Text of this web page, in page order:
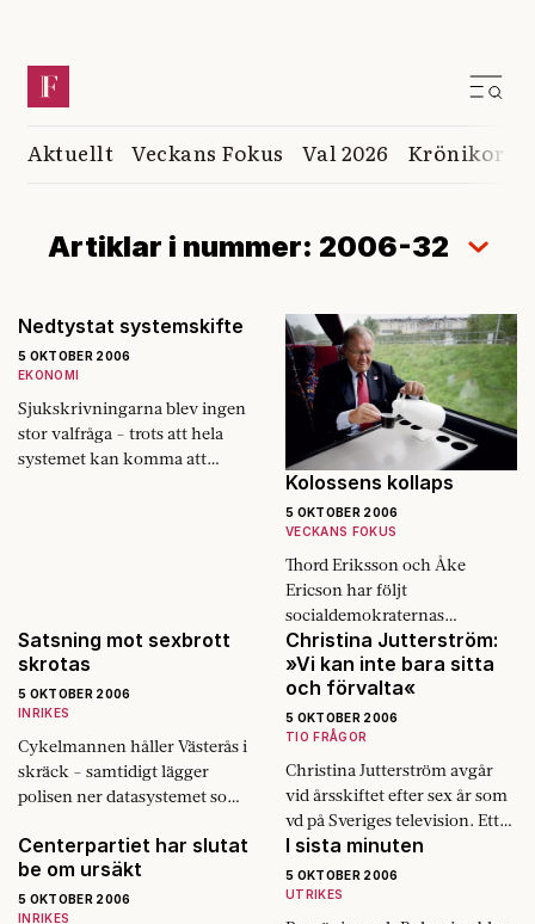
Aktuellt Veckans Fokus Val 2026 Krönikor
Artiklar i nummer: 2006-32
Nedtystat systemskifte
5 OKTOBER 2006
EKONOMI
Sjukskrivningarna blev ingen
stor valfråga - trots att hela
systemet kan komma att
Kolossens kollaps
5 OKTOBER 2006
VECKANS FOKUS
Thord Eriksson och Åke
Ericson har följt
socialdemokraternas
valrörelse inifrån, från Göran
Perssons tal på första maj då
han råkade hoppa över frågan
om arbetslösheten, till den
tårfyllda valnatten i
september.
Satsning mot sexbrott
skrotas
5 OKTOBER 2006
INRIKES
Cykelmannen håller Västerås i
skräck - samtidigt lägger
polisen ner datasystemet som
Christina Jutterström:
»Vi kan inte bara sitta
och förvalta«
5 OKTOBER 2006
TIO FRÅGOR
Christina Jutterström avgår
vid årsskiftet efter sex år som
vd på Sveriges television. Ett
av hennes nyårslöften till
tittarna 2003 var att SVT
skulle bli…
Centerpartiet har slutat
be om ursäkt
5 OKTOBER 2006
INRIKES
I sista minuten
5 OKTOBER 2006
UTRIKES